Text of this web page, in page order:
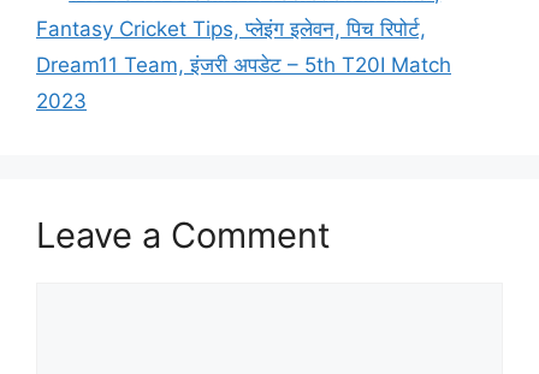
Fantasy Cricket Tips, प्लेइंग इलेवन, पिच रिपोर्ट,
Dream11 Team, इंजरी अपडेट – 5th T20I Match
2023
Leave a Comment